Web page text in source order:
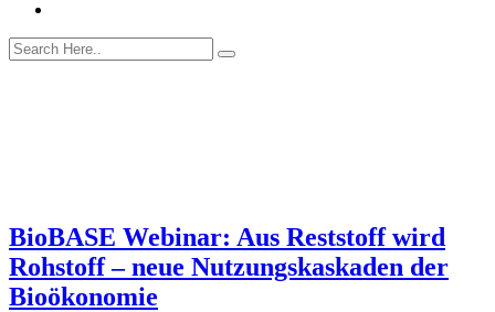
BioBASE Webinar: Aus Reststoff wird
Rohstoff – neue Nutzungskaskaden der
Bioökonomie